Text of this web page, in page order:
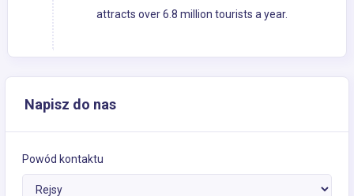
attracts over 6.8 million tourists a year.
Napisz do nas
Powód kontaktu